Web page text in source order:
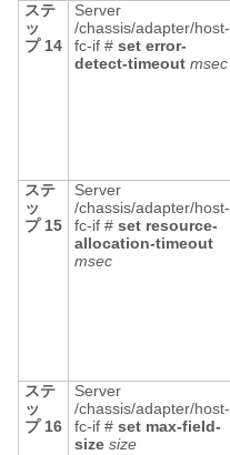
ステ
ッ
プ 14
Server
/chassis/adapter/host-
fc-if # set error-
detect-timeout msec
ステ
ッ
プ 15
Server
/chassis/adapter/host-
fc-if # set resource-
allocation-timeout
msec
ステ
ッ
プ 16
Server
/chassis/adapter/host-
fc-if # set max-field-
size size